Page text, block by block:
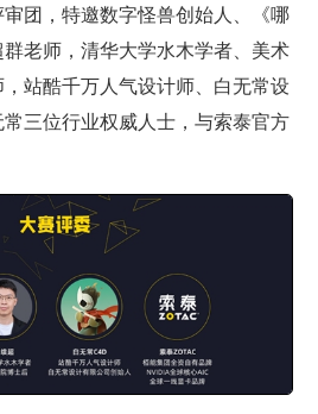
团，特邀数字怪兽创始人、《哪
老师，清华大学水木学者、美术
站酷千万人气设计师、白无常设
三位行业权威人士，与索泰官方